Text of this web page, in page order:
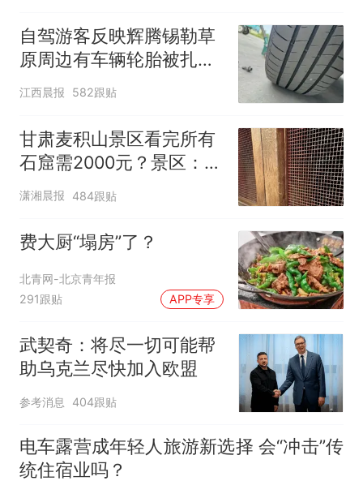
自驾游客反映辉腾锡勒草
原周边有车辆轮胎被扎，
修理店铺换胎价格高达千
江西晨报 582跟贴
甘肃麦积山景区看完所有
石窟需2000元？景区：部
分石窟受特别保护，游客
潇湘晨报 484跟贴
费大厨“塌房”了？
北青网-北京青年报
291跟贴
APP专享
武契奇：将尽一切可能帮
助乌克兰尽快加入欧盟
参考消息 404跟贴
电车露营成年轻人旅游新选择 会“冲击”传
统住宿业吗？